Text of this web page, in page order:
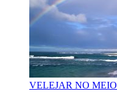
VELEJAR NO